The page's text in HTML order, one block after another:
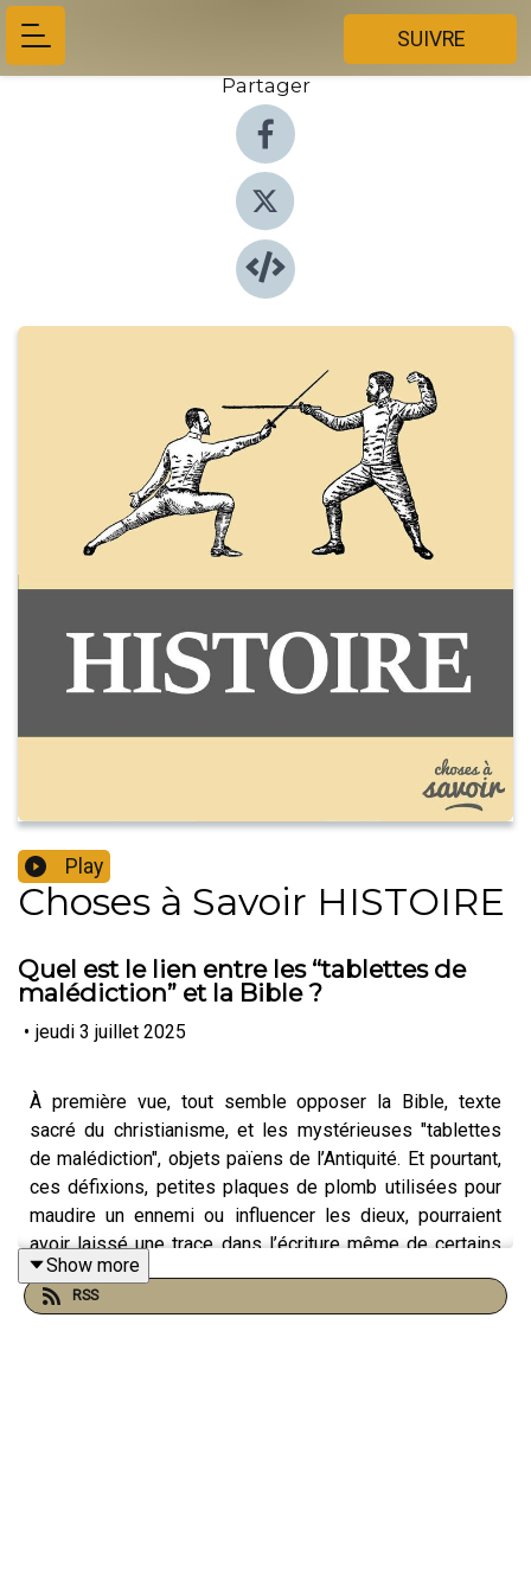
SUIVRE
Partager
Play
Choses à Savoir HISTOIRE
Quel est le lien entre les “tablettes de
malédiction” et la Bible ?
• jeudi 3 juillet 2025
À première vue, tout semble opposer la Bible, texte
sacré du christianisme, et les mystérieuses "tablettes
de malédiction", objets païens de l’Antiquité. Et pourtant,
ces défixions, petites plaques de plomb utilisées pour
maudire un ennemi ou influencer les dieux, pourraient
avoir laissé une trace dans l’écriture même de certains
textes bibliques. Un lien inattendu… mais éclairant.
Show more
RSS